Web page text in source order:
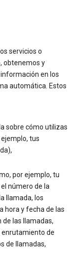
servicios o
obtenemos y
en los
automática. Estos
sobre cómo utilizas
tus
por ejemplo, tu
número de la
llamada, los
hora y fecha de las
de las llamadas,
de
de llamadas,